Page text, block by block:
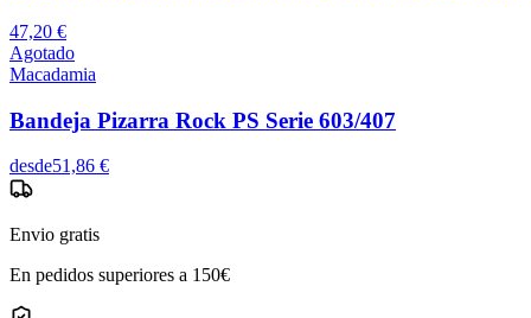
47,20 €
Agotado
Macadamia
Bandeja Pizarra Rock PS Serie 603/407
desde51,86 €
Envio gratis
En pedidos superiores a 150€